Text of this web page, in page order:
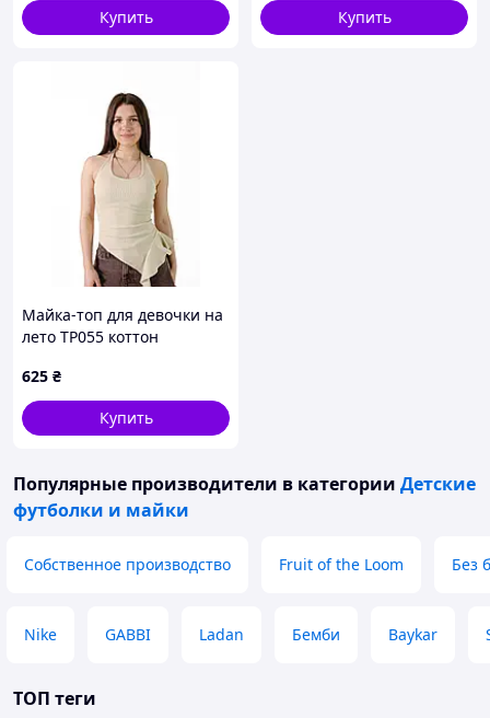
Купить
Купить
Майка-топ для девочки на
лето TP055 коттон
волан 164(р)
625 ₴
Купить
Популярные производители в категории Детские
футболки и майки
Собственное производство Fruit of the Loom Без
Nike GABBI Ladan Бемби Baykar
ТОП теги